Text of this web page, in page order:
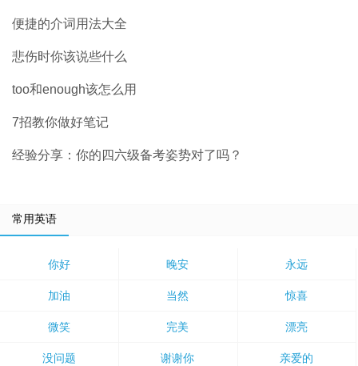
便捷的介词用法大全
悲伤时你该说些什么
too和enough该怎么用
7招教你做好笔记
经验分享：你的四六级备考姿势对了吗？
常用英语
你好 晚安 永远
加油 当然 惊喜
微笑 完美 漂亮
没问题 谢谢你 亲爱的